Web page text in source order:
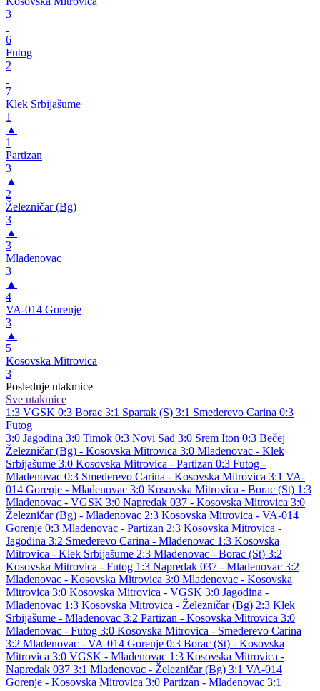
3
6
Futog
2
7
Klek Srbijašume
1
▲
1
Partizan
3
▲
2
Železničar (Bg)
3
▲
3
Mladenovac
3
▲
4
VA-014 Gorenje
3
▲
5
Kosovska Mitrovica
3
Poslednje utakmice
Sve utakmice
1:3 VGSK 0:3 Borac 3:1 Spartak (S) 3:1 Smederevo Carina 0:3
Futog
3:0 Jagodina 3:0 Timok 0:3 Novi Sad 3:0 Srem Iton 0:3 Bečej
Železničar (Bg) - Kosovska Mitrovica 3:0 Mladenovac - Klek
Srbijašume 3:0 Kosovska Mitrovica - Partizan 0:3 Futog -
Mladenovac 0:3 Smederevo Carina - Kosovska Mitrovica 3:1 VA-
014 Gorenje - Mladenovac 3:0 Kosovska Mitrovica - Borac (St) 1:3
Mladenovac - VGSK 3:0 Napredak 037 - Kosovska Mitrovica 3:0
Železničar (Bg) - Mladenovac 2:3 Kosovska Mitrovica - VA-014
Gorenje 0:3 Mladenovac - Partizan 2:3 Kosovska Mitrovica -
Jagodina 3:2 Smederevo Carina - Mladenovac 1:3 Kosovska
Mitrovica - Klek Srbijašume 2:3 Mladenovac - Borac (St) 3:2
Kosovska Mitrovica - Futog 1:3 Napredak 037 - Mladenovac 3:2
Mladenovac - Kosovska Mitrovica 3:0 Mladenovac - Kosovska
Mitrovica 3:0 Kosovska Mitrovica - VGSK 3:0 Jagodina -
Mladenovac 1:3 Kosovska Mitrovica - Železničar (Bg) 2:3 Klek
Srbijašume - Mladenovac 3:2 Partizan - Kosovska Mitrovica 3:0
Mladenovac - Futog 3:0 Kosovska Mitrovica - Smederevo Carina
3:2 Mladenovac - VA-014 Gorenje 0:3 Borac (St) - Kosovska
Mitrovica 3:0 VGSK - Mladenovac 1:3 Kosovska Mitrovica -
Napredak 037 3:1 Mladenovac - Železničar (Bg) 3:1 VA-014
Gorenje - Kosovska Mitrovica 3:0 Partizan - Mladenovac 3:1